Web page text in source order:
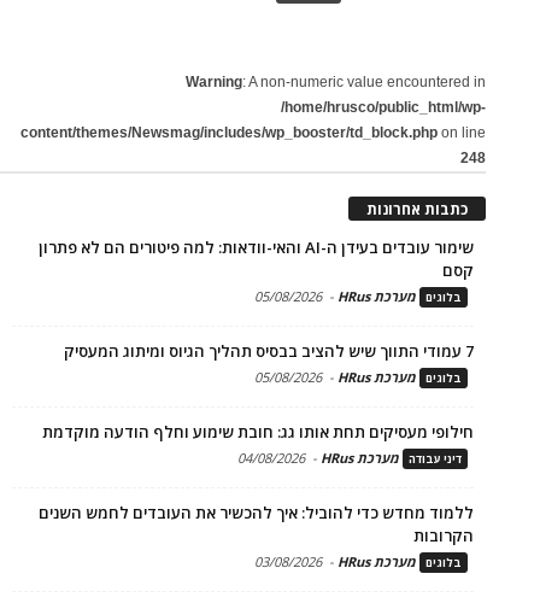
Warning: A non-numeric value encountered in
/home/hrusco/public_html/wp-
content/themes/Newsmag/includes/wp_booster/td_block.php on line
248
כתבות אחרונות
שימור עובדים בעידן ה-AI והאי-וודאות: למה פיטורים הם לא פתרון
קסם
בלוגים מערכת HRus -
05/08/2026
7 עמודי התווך שיש להציב בבסיס תהליך הגיוס ומיתוג המעסיק
בלוגים מערכת HRus -
05/08/2026
חילופי מעסיקים תחת אותו גג: חובת שימוע וחלף הודעה מוקדמת
דיני עבודה מערכת HRus -
04/08/2026
ללמוד מחדש כדי להוביל: איך להכשיר את העובדים לחמש השנים
הקרובות
בלוגים מערכת HRus -
03/08/2026